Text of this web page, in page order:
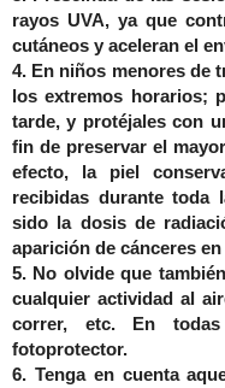
rayos UVA, ya que
cutáneos y aceleran el
4. En niños menores de
los extremos horarios;
tarde, y protéjales con
fin de preservar el
efecto, la piel
recibidas durante toda
sido la dosis de
aparición de cánceres
5. No olvide que
cualquier actividad al
correr, etc. En todas
fotoprotector.
6. Tenga en cuenta